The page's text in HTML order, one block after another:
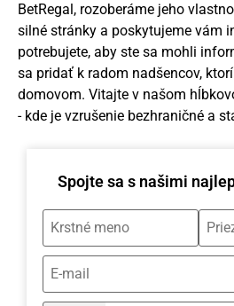
BetRegal, rozoberáme jeho
silné stránky a poskytujeme vám
potrebujete, aby ste sa mohli
sa pridať k radom nadšencov,
domovom. Vitajte v našom
- kde je vzrušenie bezhraničné a
Spojte sa s našimi